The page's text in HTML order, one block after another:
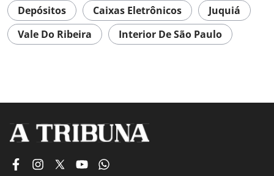
Depósitos
Caixas Eletrônicos
Juquiá
Vale Do Ribeira
Interior De São Paulo